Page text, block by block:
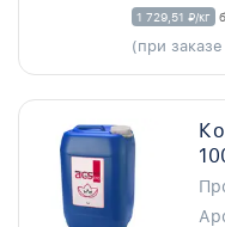
1 729,51 ₽/кг
(при